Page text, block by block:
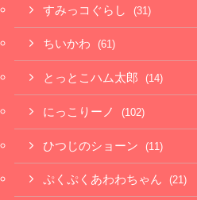
すみっコぐらし (31)
ちいかわ (61)
とっとこハム太郎 (14)
にっこりーノ (102)
ひつじのショーン (11)
ぷくぷくあわわちゃん (21)